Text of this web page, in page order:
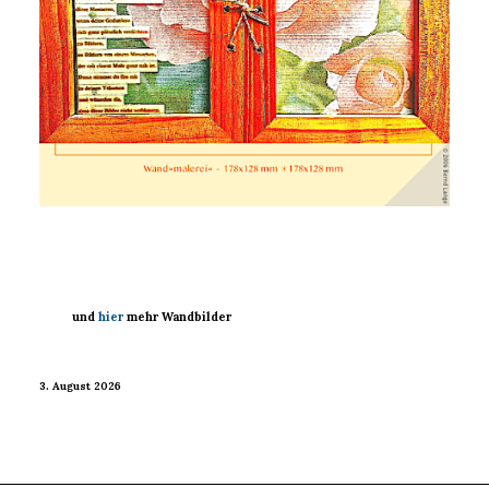
und hier mehr Wandbilder
3. August 2026